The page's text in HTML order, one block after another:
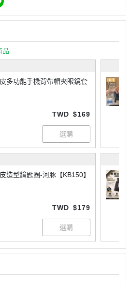
品
多功能手機背帶帽夾眼鏡套
TWD $169
造型鑰匙圈-河豚【KB150】
TWD $179